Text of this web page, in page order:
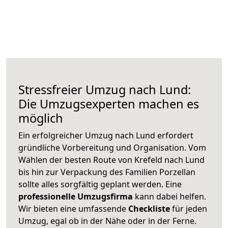
Stressfreier Umzug nach Lund:
Die Umzugsexperten machen es
möglich
Ein erfolgreicher Umzug nach Lund erfordert
gründliche Vorbereitung und Organisation. Vom
Wählen der besten Route von Krefeld nach Lund
bis hin zur Verpackung des Familien Porzellan
sollte alles sorgfältig geplant werden. Eine
professionelle Umzugsfirma kann dabei helfen.
Wir bieten eine umfassende Checklistefür jeden
Umzug, egal ob in der Nähe oder in der Ferne.